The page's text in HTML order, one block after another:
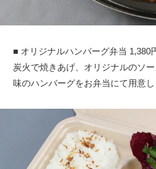
■ オリジナルハンバーグ弁当 1,380
炭火で焼きあげ、オリジナルのソ
味のハンバーグをお弁当にて用意し